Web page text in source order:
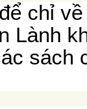
chỉ
Lành